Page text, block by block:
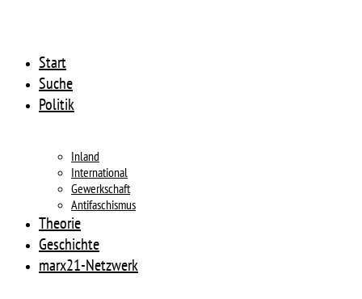
Start
Suche
Politik
Inland
International
Gewerkschaft
Antifaschismus
Theorie
Geschichte
marx21-Netzwerk